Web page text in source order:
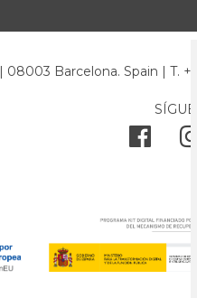
08003 Barcelona. Spain | T.